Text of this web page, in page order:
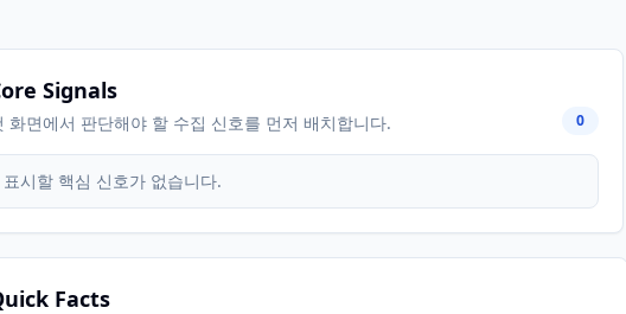
Signals
화면에서 판단해야 할 수집 신호를 먼저 배치합니다. 0
표시할 핵심 신호가 없습니다.
Facts